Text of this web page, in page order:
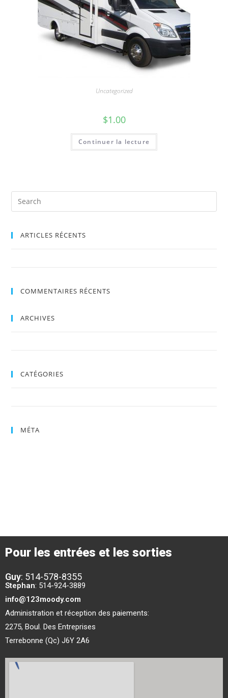
Uncategorized
$1.00
Continuer la lecture
ARTICLES RÉCENTS
COMMENTAIRES RÉCENTS
ARCHIVES
CATÉGORIES
MÉTA
Pour les entrées et les sorties
Guy: 514-578-8355
Stephan: 514-924-3889
info@123moody.com
Administration et réception des paiements:
2275, Boul. Des Entreprises
Terrebonne (Qc) J6Y 2A6